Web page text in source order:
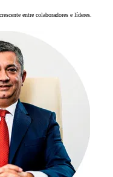
entre colaboradores e líderes.